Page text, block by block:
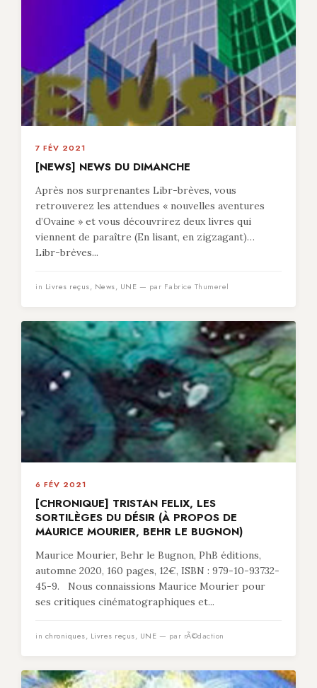
7 FÉV 2021
[NEWS] NEWS DU DIMANCHE
Après nos surprenantes Libr-brèves, vous
retrouverez les attendues « nouvelles aventures
d’Ovaine » et vous découvrirez deux livres qui
viennent de paraître (En lisant, en zigzagant)…
Libr-brèves...
in Livres reçus, News, UNE — par Fabrice Thumerel
6 FÉV 2021
[CHRONIQUE] TRISTAN FELIX, LES
SORTILÈGES DU DÉSIR (À PROPOS DE
MAURICE MOURIER, BEHR LE BUGNON)
Maurice Mourier, Behr le Bugnon, PhB éditions,
automne 2020, 160 pages, 12€, ISBN : 979-10-93732-
45-9. Nous connaissions Maurice Mourier pour
ses critiques cinématographiques et...
in chroniques, Livres reçus, UNE — par rÃ©daction